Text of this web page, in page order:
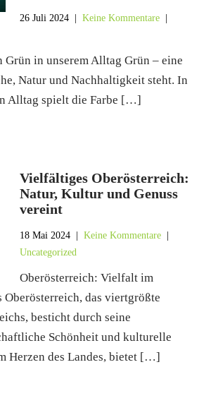
26 Juli 2024 |Keine Kommentare
Grün in unserem Alltag Grün – eine
Natur und Nachhaltigkeit steht. In
Alltag spielt die Farbe […]
Vielfältiges Oberösterreich:
Natur, Kultur und Genuss
vereint
18 Mai 2024 |Keine Kommentare
Uncategorized
Oberösterreich: Vielfalt im
Oberösterreich, das viertgrößte
besticht durch seine
Schönheit und kulturelle
Herzen des Landes, bietet […]